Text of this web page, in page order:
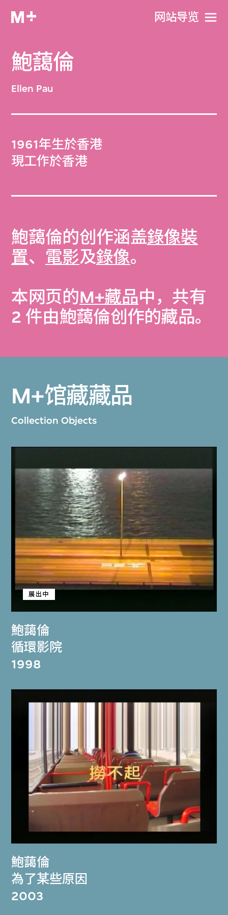
网站导览
鮑藹倫
Ellen Pau
1961年生於香港
現工作於香港
鮑藹倫的创作涵盖錄像裝
置、 電影及錄像。
本网页的M+藏品中，共有
2 件由鮑藹倫创作的藏品。
M+馆藏藏品
Collection Objects
鮑藹倫
展出中
循環影院
1998
鮑藹倫
為了某些原因
2003